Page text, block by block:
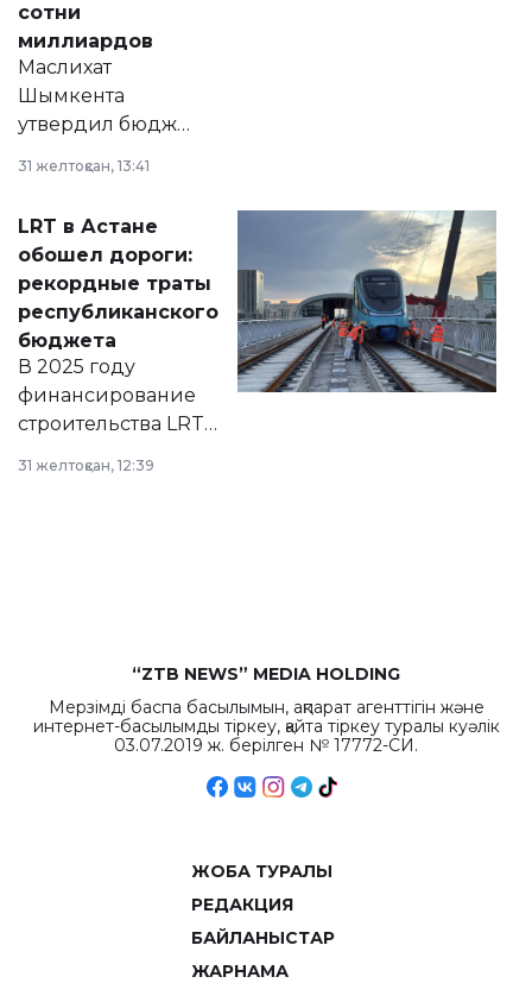
сотни
миллиардов
Маслихат
Шымкента
утвердил бюджет
2028 годы.
документ
появился в базе
нормативных
правовых актов и
на сайте маслихат
города.
31 желтоқсан, 13:41
LRT в Астане
обошел дороги:
рекордные траты
республиканского
бюджета
В 2025 году
финансирование
строительства LRT
республиканского
31 желтоқсан, 12:39
“ZTB NEWS” MEDIA HOLDING
Мерзімді баспа басылымын, ақпарат агенттігін және
интернет-басылымды тіркеу, қайта тіркеу туралы куәлік
03.07.2019 ж. берілген № 17772-СИ.
ЖОБА ТУРАЛЫ
РЕДАКЦИЯ
БАЙЛАНЫСТАР
ЖАРНАМА